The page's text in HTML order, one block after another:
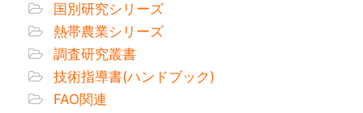
国別研究シリーズ
熱帯農業シリーズ
調査研究叢書
技術指導書(ハンドブック)
FAO関連